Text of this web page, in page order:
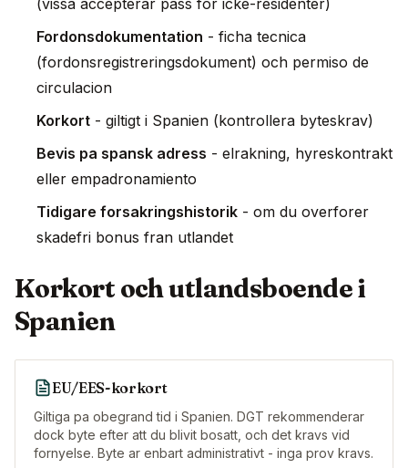
(vissa accepterar pass for icke-residenter)
Fordonsdokumentation - ficha tecnica
(fordonsregistreringsdokument) och permiso de
circulacion
Korkort - giltigt i Spanien (kontrollera byteskrav)
Bevis pa spansk adress - elrakning, hyreskontrakt
eller empadronamiento
Tidigare forsakringshistorik - om du overforer
skadefri bonus fran utlandet
Korkort och utlandsboende i
Spanien
EU/EES-korkort
Giltiga pa obegrand tid i Spanien. DGT rekommenderar
dock byte efter att du blivit bosatt, och det kravs vid
fornyelse. Byte ar enbart administrativt - inga prov kravs.